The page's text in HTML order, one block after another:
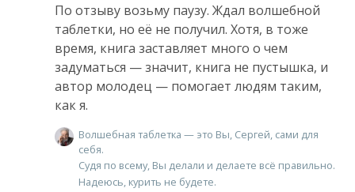
По отзыву возьму паузу. Ждал волшебной
таблетки, но её не получил. Хотя, в тоже
время, книга заставляет много о чем
задуматься — значит, книга не пустышка, и
автор молодец — помогает людям таким,
как я.
Волшебная таблетка — это Вы, Сергей, сами для
себя.
Судя по всему, Вы делали и делаете всё правильно.
Надеюсь, курить не будете.